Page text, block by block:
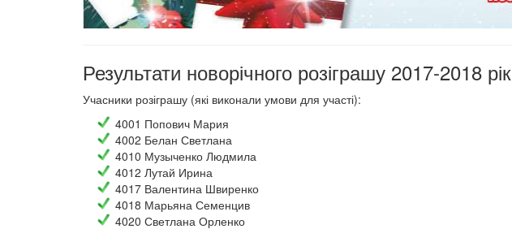
Результати новорічного розіграшу 2017-2018 рік
Учасники розіграшу (які виконали умови для участі):
4001 Попович Мария
4002 Белан Светлана
4010 Музыченко Людмила
4012 Лутай Ирина
4017 Валентина Швиренко
4018 Марьяна Семенцив
4020 Светлана Орленко